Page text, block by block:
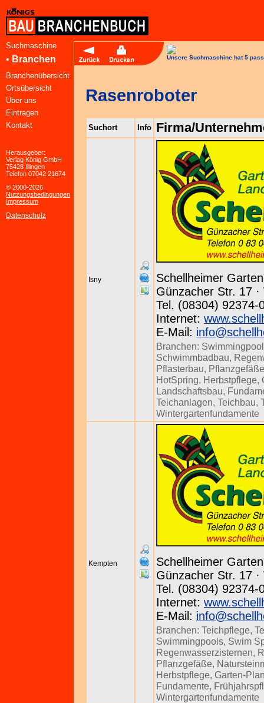
Suchmaschine
• Branchen
Branchenübersicht
Ortsübersicht
Über uns
Eintragen
Kontakt
Herausgeber:
Verlag König GmbH
75428 Illingen
Telefon 07042 21674
© 2000-2026
Nutzungsbedingungen
Impressum
Datenschutz
Unsere Suchmaschine hat 5
Rasenroboter
Suchort Info Firma/
Isny
Schellheimer
Günzacher Str. 17
Tel. (08304) 92374-
Internet:
E-Mail:
Branchen:
Schwimmbadbau,
Pflasterbau, Pflanzgefäße
HotSpring, Herbstpflege,
Landschaftsbau,
Teichanlagen, Teichbau,
Wintergartenfundamente
Kempten
Schellheimer
Günzacher Str. 17
Tel. (08304) 92374-
Internet:
E-Mail:
Branchen: Teichpflege,
Swimmingpools, Swim
Regenwasserzisternen,
Pflanzgefäße,
Herbstpflege, Garten-
Fundamente,
Wintergartenfundamente